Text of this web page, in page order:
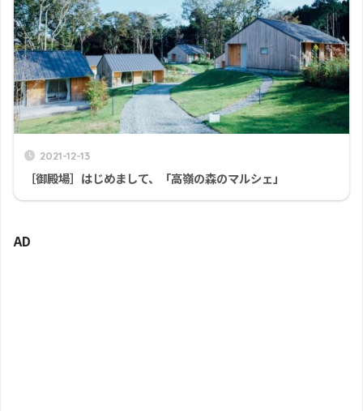
2021-12-13
［御殿場］はじめまして、「高嶺の森のマルシェ」
AD